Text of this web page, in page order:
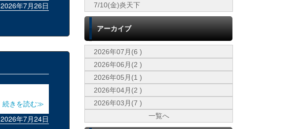
2026年7月26日
続きを読む≫
2026年7月24日
7/10(金)炎天下
アーカイブ
2026年07月(6 )
2026年06月(2 )
2026年05月(1 )
2026年04月(2 )
2026年03月(7 )
一覧へ